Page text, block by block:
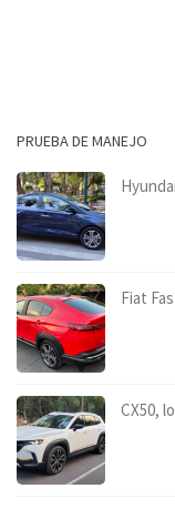
PRUEBA DE MANEJO
Fiat
CX50,